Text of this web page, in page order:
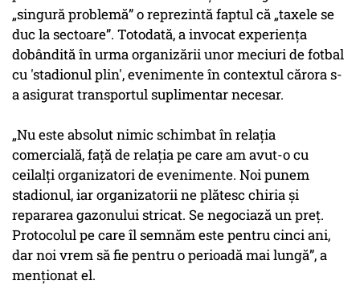
„singură problemă” o reprezintă faptul că „taxele se
duc la sectoare”. Totodată, a invocat experiența
dobândită în urma organizării unor meciuri de fotbal
cu 'stadionul plin', evenimente în contextul cărora s-
a asigurat transportul suplimentar necesar.
„Nu este absolut nimic schimbat în relația
comercială, față de relația pe care am avut-o cu
ceilalți organizatori de evenimente. Noi punem
stadionul, iar organizatorii ne plătesc chiria și
repararea gazonului stricat. Se negociază un preț.
Protocolul pe care îl semnăm este pentru cinci ani,
dar noi vrem să fie pentru o perioadă mai lungă”, a
menționat el.